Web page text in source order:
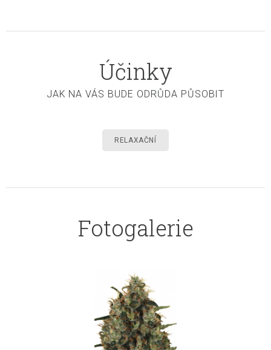
Účinky
JAK NA VÁS BUDE ODRŮDA PŮSOBIT
RELAXAČNÍ
Fotogalerie